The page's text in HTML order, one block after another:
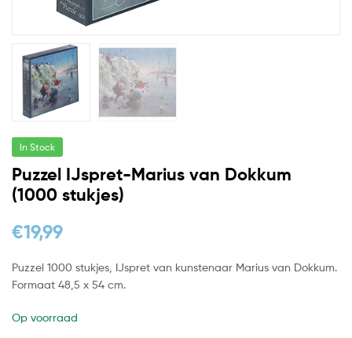
In Stock
Puzzel IJspret-Marius van Dokkum
(1000 stukjes)
€19,99
Puzzel 1000 stukjes, IJspret van kunstenaar Marius van Dokkum.
Formaat 48,5 x 54 cm.
Op voorraad